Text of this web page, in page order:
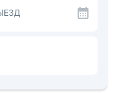
техникой,
В шаговой
Марципана, в 753
Расстояние